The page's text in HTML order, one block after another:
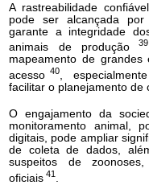
A rastreabilidade
pode ser alcançada
garante a integridade
animais de produção 39
mapeamento de grandes
acesso 40,
facilitar o planejamento de
O engajamento da
monitoramento animal,
digitais, pode ampliar
de coleta de dados,
suspeitos de
oficiais 41